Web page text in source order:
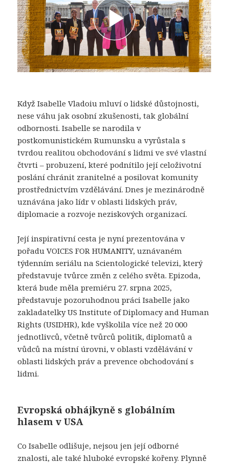
Když Isabelle Vladoiu mluví o lidské důstojnosti,
nese váhu jak osobní zkušenosti, tak globální
odbornosti. Isabelle se narodila v
postkomunistickém Rumunsku a vyrůstala s
tvrdou realitou obchodování s lidmi ve své vlastní
čtvrti – probuzení, které podnítilo její celoživotní
poslání chránit zranitelné a posilovat komunity
prostřednictvím vzdělávání. Dnes je mezinárodně
uznávána jako lídr v oblasti lidských práv,
diplomacie a rozvoje neziskových organizací.
Její inspirativní cesta je nyní prezentována v
pořadu VOICES FOR HUMANITY, uznávaném
týdenním seriálu na Scientologické televizi, který
představuje tvůrce změn z celého světa. Epizoda,
která bude měla premiéru 27. srpna 2025,
představuje pozoruhodnou práci Isabelle jako
zakladatelky US Institute of Diplomacy and Human
Rights (USIDHR), kde vyškolila více než 20 000
jednotlivců, včetně tvůrců politik, diplomatů a
vůdců na místní úrovni, v oblasti vzdělávání v
oblasti lidských práv a prevence obchodování s
lidmi.
Evropská obhájkyně s globálním
hlasem v USA
Co Isabelle odlišuje, nejsou jen její odborné
znalosti, ale také hluboké evropské kořeny. Plynně